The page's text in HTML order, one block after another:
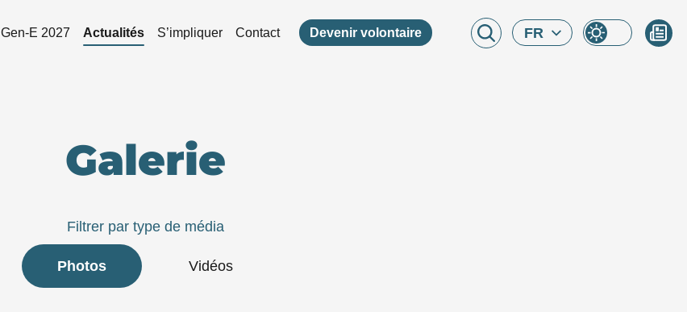
Gen-E 2027 Actualités S’impliquer Contact Devenir volontaire FR
Galerie
Filtrer par type de média
Photos Vidéos